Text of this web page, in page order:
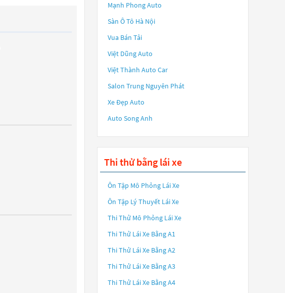
Mạnh Phong Auto
Sàn Ô Tô Hà Nội
Vua Bán Tải
Việt Dũng Auto
Việt Thành Auto Car
Salon Trung Nguyên Phát
Xe Đẹp Auto
Auto Song Anh
Thi thử bằng lái xe
Ôn Tập Mô Phỏng Lái Xe
Ôn Tập Lý Thuyết Lái Xe
Thi Thử Mô Phỏng Lái Xe
Thi Thử Lái Xe Bằng A1
Thi Thử Lái Xe Bằng A2
Thi Thử Lái Xe Bằng A3
Thi Thử Lái Xe Bằng A4